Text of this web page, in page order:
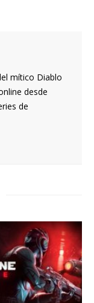
mítico Diablo
desde
de